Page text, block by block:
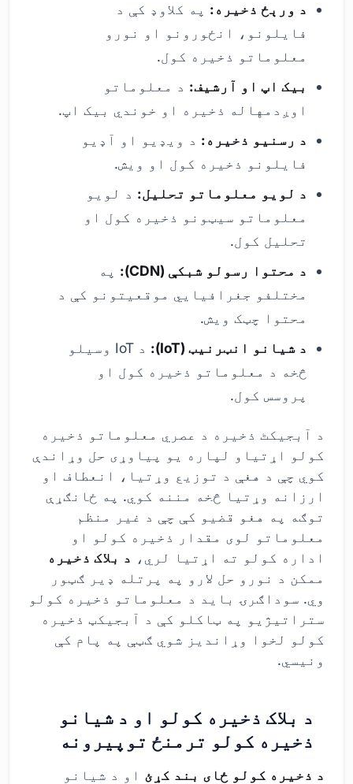
د ورېځ ذخیره: په کلاوډ کې د
فایلونو، انځورونو او نورو
معلوماتو ذخیره کول.
بیک اپ او آرشیف: د معلوماتو
اوږدمهاله ذخیره او خوندي بیک اپ.
د رسنیو ذخیره: د ویډیو او آډیو
فایلونو ذخیره کول او ویش.
د لویو معلوماتو تحلیل: د لویو
معلوماتو سیټونو ذخیره کول او
تحلیل کول.
د محتوا رسولو شبکې (CDN):
په
مختلفو جغرافیایي موقعیتونو کې د
محتوا چټک ویش.
د شیانو انټرنیټ (IoT):
د IoT وسیلو
څخه د معلوماتو ذخیره کول او
پروسس کول.
د آبجیکٹ ذخیره د عصري معلوماتو ذخیره
کولو اړتیاو لپاره یو پیاوړی حل وړاندې
کوي چې د هغې د توزیع وړتیا، انعطاف او
ارزانه وړتیا څخه مننه کوي. په ځانګړې
توګه په هغو قضیو کې چې د غیر منظم
معلوماتو لوی مقدار ذخیره کولو او
اداره کولو ته اړتیا لري، د بلاک ذخیره
ممکن د نورو حل لارو په پرتله ډیر ګټور
وي. سوداګرۍ باید د معلوماتو ذخیره کولو
ستراتیژیو په ټاکلو کې د آبجیکټ ذخیره
کولو لخوا وړاندیز شوي ګټې په پام کې
ونیسي.
د بلاک ذخیره کولو او د شیانو
ذخیره کولو ترمنځ توپیرونه
د ذخیره کولو ځای بند کړئ او د شیانو